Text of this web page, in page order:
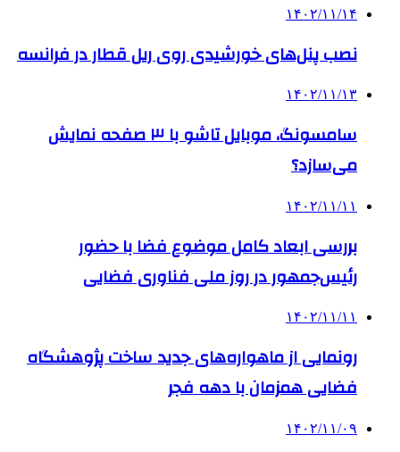
۱۴۰۲/۱۱/۱۴
نصب پنل‌های خورشیدی روی ریل قطار در فرانسه
۱۴۰۲/۱۱/۱۳
سامسونگ، موبایل تاشو با ۳ صفحه نمایش
می‌سازد؟
۱۴۰۲/۱۱/۱۱
بررسی ابعاد کامل موضوع فضا با حضور
رئیس‌جمهور در روز ملی فناوری فضایی
۱۴۰۲/۱۱/۱۱
رونمایی از ماهواره‌های جدید ساخت پژوهشگاه
فضایی همزمان با دهه فجر
۱۴۰۲/۱۱/۰۹